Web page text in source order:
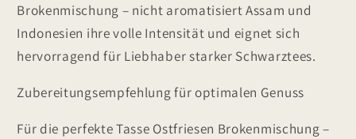
Brokenmischung – nicht aromatisiert Assam und
Indonesien ihre volle Intensität und eignet sich
hervorragend für Liebhaber starker Schwarztees.
Zubereitungsempfehlung für optimalen Genuss
Für die perfekte Tasse Ostfriesen Brokenmischung –